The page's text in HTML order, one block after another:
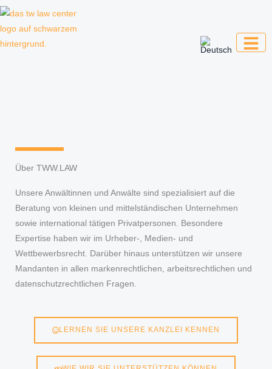
Zum
Über TWW.LAW
Unsere Anwältinnen und Anwälte sind spezialisiert auf die
Beratung von kleinen und mittelständischen Unternehmen
sowie international tätigen Privatpersonen. Besondere
Expertise haben wir im Urheber-, Medien- und
Wettbewerbsrecht. Darüber hinaus unterstützen wir unsere
Mandanten in allen markenrechtlichen, arbeitsrechtlichen und
datenschutzrechtlichen Fragen.
LERNEN SIE UNSERE KANZLEI KENNEN